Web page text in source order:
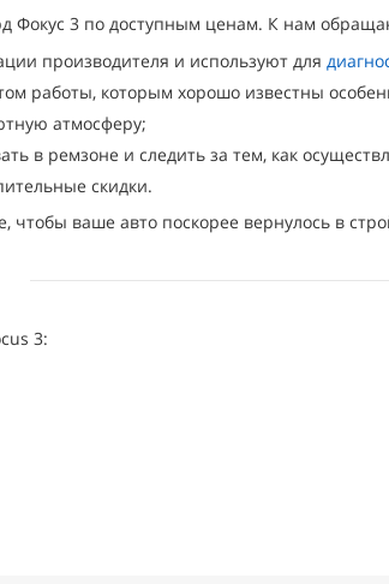
Фокус 3 по доступным ценам. К нам
производителя и используют для
работы, которым хорошо известны
атмосферу;
в ремзоне и следить за тем, как
скидки.
ваше авто поскорее вернулось в
3: